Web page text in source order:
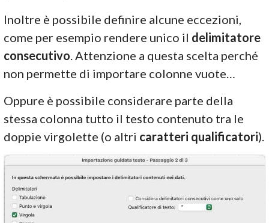
Inoltre è possibile definire alcune eccezioni,
come per esempio rendere unico il delimitatore
consecutivo . Attenzione a questa scelta perché
non permette di importare colonne vuote…
Oppure è possibile considerare parte della
stessa colonna tutto il testo contenuto tra le
doppie virgolette (o altri caratteri qualificatori).